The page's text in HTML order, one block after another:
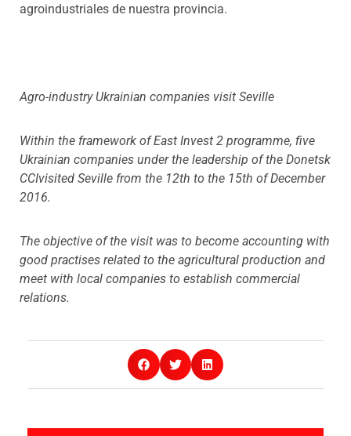
agroindustriales de nuestra provincia.
Agro-industry Ukrainian companies visit Seville
Within the framework of East Invest 2 programme, five
Ukrainian companies under the leadership of the Donetsk
CCIvisited Seville from the 12th to the 15th of December
2016.
The objective of the visit was to become accounting with
good practises related to the agricultural production and
meet with local companies to establish commercial
relations.